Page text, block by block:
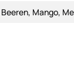
Beeren, Mango,